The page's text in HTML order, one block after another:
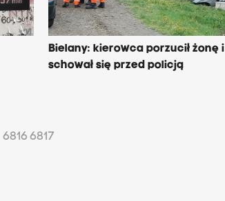
Bielany: kierowca porzucił żonę i
schował się przed policją
6816 6817